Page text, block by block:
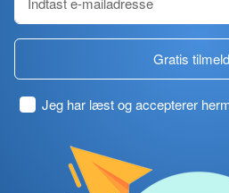
Gratis
Jeg har læst og accepterer